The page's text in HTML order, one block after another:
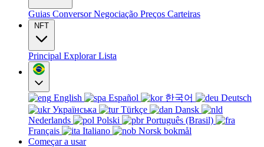
Guias ConversorNegociação Preços Carteiras
NFT
Principal ExplorarLista
English Español 한국어
Deutsch
Українська
Türkçe
Dansk
Nederlands
Polski
Português (Brasil)
Français
Italiano
Norsk bokmål
Começar a usar